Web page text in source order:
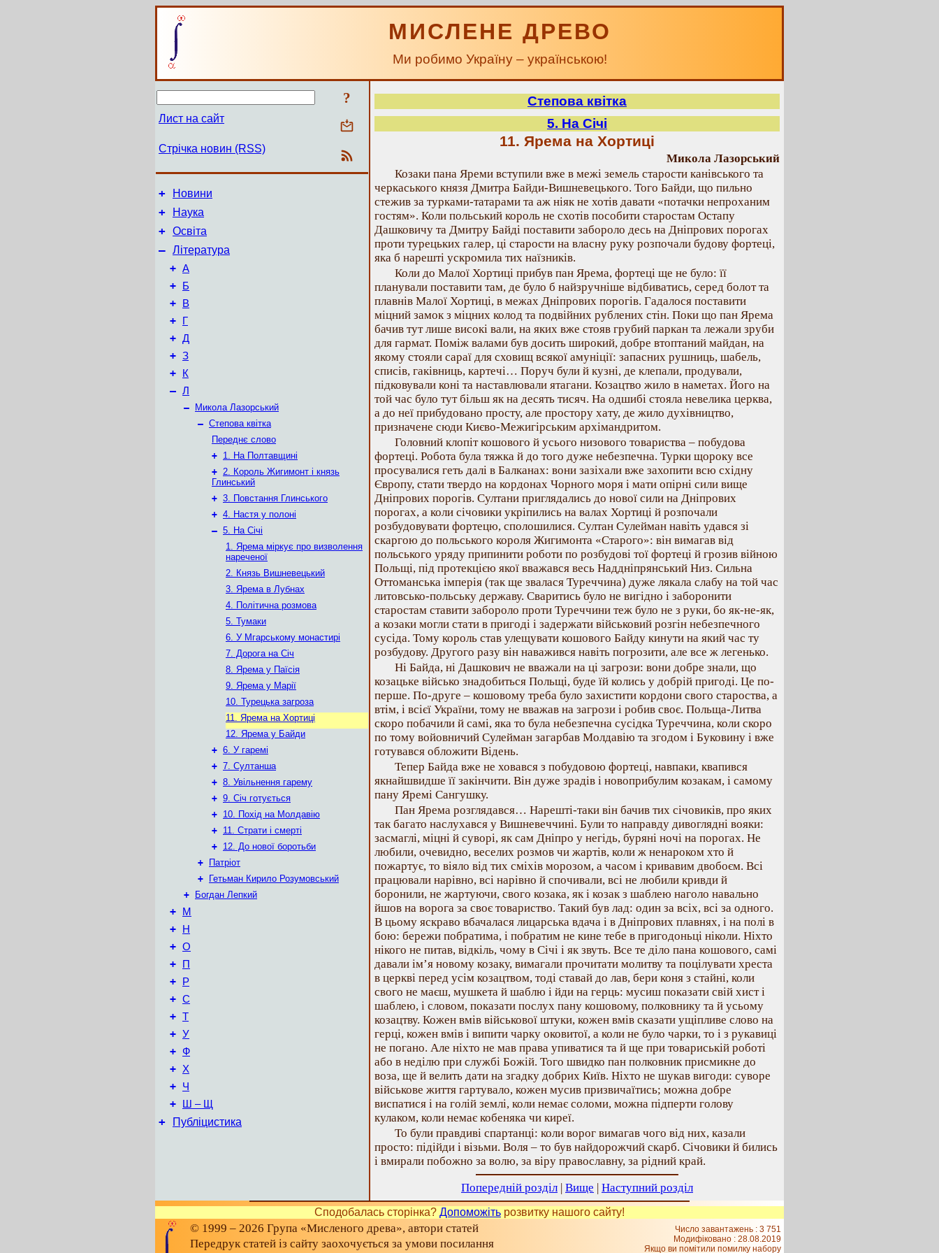
МИСЛЕНЕ ДРЕВО
Ми робимо Україну – українською!
?
Лист на сайт
Стрічка новин (RSS)
+ Новини
+ Наука
+ Освіта
– Література
+ А
+ Б
+ В
+ Г
+ Д
+ З
+ К
– Л
–
Микола Лазорський
– Степова квітка
Переднє слово
+ 1. На Полтавщині
+ 2. Король Жигимонт і князь
Глинський
+ 3. Повстання Глинського
+ 4. Настя у полоні
– 5. На Січі
1. Ярема міркує про визволення
нареченої
2. Князь Вишневецький
3. Ярема в Лубнах
4. Політична розмова
5. Тумаки
6. У Мгарському монастирі
7. Дорога на Січ
8. Ярема у Паїсія
9. Ярема у Марії
10. Турецька загроза
11. Ярема на Хортиці
12. Ярема у Байди
+ 6. У гаремі
+ 7. Султанша
+ 8. Увільнення гарему
+ 9. Січ готується
+ 10. Похід на Молдавію
+ 11. Страти і смерті
+ 12. До нової боротьби
+
Патріот
+
Гетьман Кирило Розумовський
+
Богдан Лепкий
+ М
+ Н
+ О
+ П
+ Р
+ С
+ Т
+ У
+ Ф
+ Х
+ Ч
+ Ш – Щ
+ Публіцистика
Степова квітка
5. На Січі
11. Ярема на Хортиці
Микола Лазорський
Козаки пана Яреми вступили вже в межі земель старости канівського та
черкаського князя Дмитра Байди-Вишневецького. Того Байди, що пильно
стежив за турками-татарами та аж ніяк не хотів давати «потачки непроханим
гостям». Коли польський король не схотів пособити старостам Остапу
Дашковичу та Дмитру Байді поставити забороло десь на Дніпрових порогах
проти турецьких галер, ці старости на власну руку розпочали будову фортеці,
яка б нарешті ускромила тих наїзників.
Коли до Малої Хортиці прибув пан Ярема, фортеці ще не було: її
планували поставити там, де було б найзручніше відбиватись, серед болот та
плавнів Малої Хортиці, в межах Дніпрових порогів. Гадалося поставити
міцний замок з міцних колод та подвійних рублених стін. Поки що пан Ярема
бачив тут лише високі вали, на яких вже стояв грубий паркан та лежали зруби
для гармат. Поміж валами був досить широкий, добре втоптаний майдан, на
якому стояли сараї для сховищ всякої амуніції: запасних рушниць, шабель,
списів, гаківниць, картечі… Поруч були й кузні, де клепали, продували,
підковували коні та наставлювали ятагани. Козацтво жило в наметах. Його на
той час було тут більш як на десять тисяч. На одшибі стояла невелика церква,
а до неї прибудовано просту, але простору хату, де жило духівництво,
призначене сюди Києво-Межигірським архімандритом.
Головний клопіт кошового й усього низового товариства – побудова
фортеці. Робота була тяжка й до того дуже небезпечна. Турки щороку все
просувалися геть далі в Балканах: вони зазіхали вже захопити всю східну
Європу, стати твердо на кордонах Чорного моря і мати опірні сили вище
Дніпрових порогів. Султани приглядались до нової сили на Дніпрових
порогах, а коли січовики укріпились на валах Хортиці й розпочали
розбудовувати фортецю, сполошилися. Султан Сулейман навіть удався зі
скаргою до польського короля Жигимонта «Старого»: він вимагав від
польського уряду припинити роботи по розбудові тої фортеці й грозив війною
Польщі, під протекцією якої вважався весь Наддніпрянський Низ. Сильна
Оттоманська імперія (так ще звалася Туреччина) дуже лякала слабу на той час
литовсько-польську державу. Сваритись було не вигідно і заборонити
старостам ставити забороло проти Туреччини теж було не з руки, бо як-не-як,
а козаки могли стати в пригоді і задержати військовий розгін небезпечного
сусіда. Тому король став улещувати кошового Байду кинути на який час ту
розбудову. Другого разу він наважився навіть погрозити, але все ж легенько.
Ні Байда, ні Дашкович не вважали на ці загрози: вони добре знали, що
козацьке військо знадобиться Польщі, буде їй колись у добрій пригоді. Це по-
перше. По-друге – кошовому треба було захистити кордони свого староства, а
втім, і всієї України, тому не вважав на загрози і робив своє. Польща-Литва
скоро побачили й самі, яка то була небезпечна сусідка Туреччина, коли скоро
по тому войовничий Сулейман загарбав Молдавію та згодом і Буковину і вже
готувався обложити Відень.
Тепер Байда вже не ховався з побудовою фортеці, навпаки, квапився
якнайшвидше її закінчити. Він дуже зрадів і новоприбулим козакам, і самому
пану Яремі Сангушку.
Пан Ярема розглядався… Нарешті-таки він бачив тих січовиків, про яких
так багато наслухався у Вишневеччині. Були то направду дивоглядні вояки:
засмаглі, міцні й суворі, як сам Дніпро у негідь, буряні ночі на порогах. Не
любили, очевидно, веселих розмов чи жартів, коли ж ненароком хто й
пожартує, то віяло від тих сміхів морозом, а часом і кривавим двобоєм. Всі
працювали нарівно, всі нарівно й спочивали, всі не любили кривди й
боронили, не жартуючи, свого козака, як і козак з шаблею наголо навально
йшов на ворога за своє товариство. Такий був лад: один за всіх, всі за одного.
В цьому яскраво вбачалася лицарська вдача і в Дніпрових плавнях, і на полі в
бою: бережи побратима, і побратим не кине тебе в пригодоньці ніколи. Ніхто
нікого не питав, відкіль, чому в Січі і як звуть. Все те діло пана кошового, самі
давали ім’я новому козаку, вимагали прочитати молитву та поцілувати хреста
в церкві перед усім козацтвом, тоді ставай до лав, бери коня з стайні, коли
свого не маєш, мушкета й шаблю і йди на герць: мусиш показати свій хист і
шаблею, і словом, показати послух пану кошовому, полковнику та й усьому
козацтву. Кожен вмів військової штуки, кожен вмів сказати ущіпливе слово на
герці, кожен вмів і випити чарку оковитої, а коли не було чарки, то і з рукавиці
не погано. Але ніхто не мав права упиватися та й ще при товариській роботі
або в неділю при службі Божій. Того швидко пан полковник присмикне до
воза, ще й велить дати на згадку добрих Київ. Ніхто не шукав вигоди: суворе
військове життя гартувало, кожен мусив призвичаїтись; можна добре
виспатися і на голій землі, коли немає соломи, можна підперти голову
кулаком, коли немає кобеняка чи киреї.
То були правдиві спартанці: коли ворог вимагав чого від них, казали
просто: підійди і візьми. Воля – то був найдорожчий скарб. Січовики й бились
і вмирали побожно за волю, за віру православну, за рідний край.
Попередній розділ | Вище | Наступний розділ
Сподобалась сторінка? Допоможіть розвитку нашого сайту!
© 1999 – 2026 Група «Мисленого древа», автори статей
Передрук статей із сайту заохочується за умови посилання
Число завантажень : 3 751
Модифіковано : 28.08.2019
Якщо ви помітили помилку набору